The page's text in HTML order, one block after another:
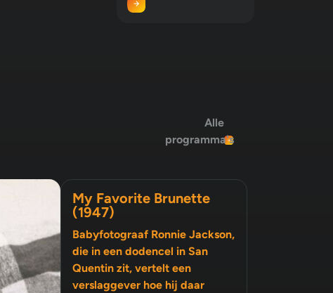
Alle
programma's
My Favorite Brunette
(1947)
Babyfotograaf Ronnie Jackson,
die in een dodencel in San
Quentin zit, vertelt een
verslaggever hoe hij daar